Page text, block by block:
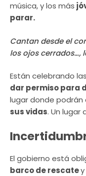
música, y los más
parar.
Cantan desde el
los ojos cerrados…,
Están celebrando
dar permiso para
lugar donde podrán
sus vidas. Un lugar
El gobierno está
barco de rescate